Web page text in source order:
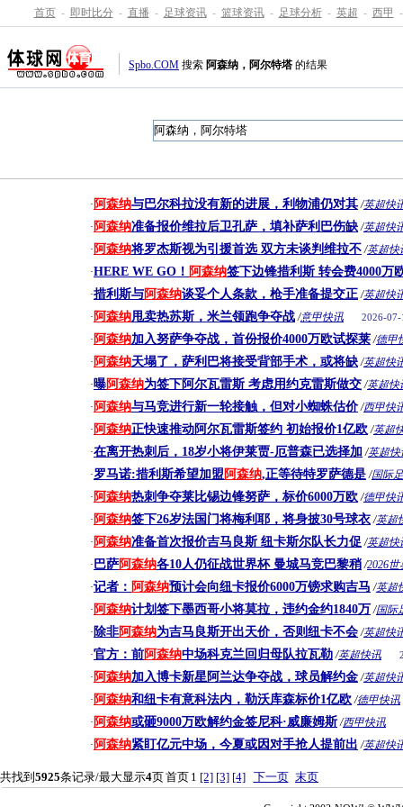
首页 - 即时比分 - 直播 - 足球资讯 - 篮球资讯 - 足球分析 - 英超 - 西甲 -
Spbo.COM 搜索 阿森纳，阿尔特塔 的结果
· 阿森纳与巴尔科拉没有新的进展，利物浦仍对其 /英超快
· 阿森纳准备报价维拉后卫孔萨，填补萨利巴伤缺 /英超快
· 阿森纳将罗杰斯视为引援首选 双方未谈判维拉不 /英超快
·HERE WE GO！ 阿森纳签下边锋措利斯 转会费4000万
·措利斯与阿森纳谈妥个人条款，枪手准备提交正 /英超快
· 阿森纳甩卖热苏斯，米兰领跑争夺战 /意甲快讯 2026-
· 阿森纳加入努萨争夺战，首份报价4000万欧试探莱 /德甲
· 阿森纳天塌了，萨利巴将接受背部手术，或将缺 /英超快
·曝阿森纳为签下阿尔瓦雷斯 考虑用约克雷斯做交 /英超快
· 阿森纳与马竞进行新一轮接触，但对小蜘蛛估价 /西甲快
· 阿森纳正快速推动阿尔瓦雷斯签约 初始报价1亿欧 /英超
·在离开热刺后，18岁小将伊莱贾-厄普森已选择加 /英超快
·罗马诺:措利斯希望加盟 阿森纳,正等待特罗萨德是 /国际
· 阿森纳热刺争夺莱比锡边锋努萨，标价6000万欧 /德甲快
· 阿森纳签下26岁法国门将梅利耶，将身披30号球衣 /英超
· 阿森纳准备首次报价吉马良斯 纽卡斯尔队长力促 /英超快
·巴萨阿森纳各10人仍征战世界杯 曼城马竞巴黎稍 /2026世
·记者： 阿森纳预计会向纽卡报价6000万镑求购吉马 /英超
· 阿森纳计划签下墨西哥小将莫拉，违约金约1840万 /国际
· 除非阿森纳为吉马良斯开出天价，否则纽卡不会 /英超快
·官方：前阿森纳中场科克兰回归母队拉瓦勒 /英超快讯
· 阿森纳加入博卡新星阿兰达争夺战，球员解约金 /英超快
· 阿森纳和纽卡有意科法内，勒沃库森标价1亿欧 /德甲快讯
· 阿森纳或砸9000万欧解约金签尼科·威廉姆斯 /西甲快讯
· 阿森纳紧盯亿元中场，今夏或因对手抢人提前出 /英超快
共找到 5925条记录/最大显示4页首页 1 [2] [3] [4] 下一页 末页